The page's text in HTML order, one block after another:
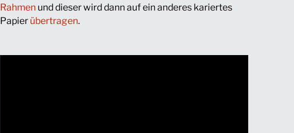
Rahmen und dieser wird dann auf ein anderes kariertes
Papier übertragen.